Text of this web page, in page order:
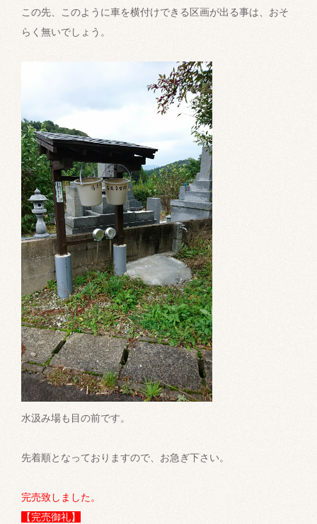
この先、このように車を横付けできる区画が出る事は、おそ
らく無いでしょう。
水汲み場も目の前です。
先着順となっておりますので、お急ぎ下さい。
完売致しました。
【完売御礼】